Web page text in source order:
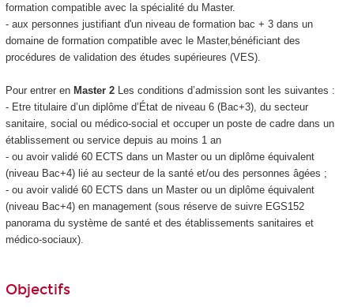
formation compatible avec la spécialité du Master.
- aux personnes justifiant d'un niveau de formation bac + 3 dans un
domaine de formation compatible avec le Master,bénéficiant des
procédures de validation des études supérieures (VES).
Pour entrer en Master 2Les conditions d’admission sont les suivantes :
- Etre titulaire d’un diplôme d’État de niveau 6(Bac+3), du secteur
sanitaire, social ou médico-social et occuper un poste de cadre dans un
établissement ou service depuis au moins 1 an
- ou avoir validé 60 ECTS dans un Master ou un diplôme équivalent
(niveau Bac+4) lié au secteur de la santé et/ou des personnes âgées ;
- ou avoir validé 60 ECTS dans un Master ou un diplôme équivalent
(niveau Bac+4) en management (sous réserve de suivre EGS152
panorama du système de santé et des établissements sanitaires et
médico-sociaux).
Objectifs